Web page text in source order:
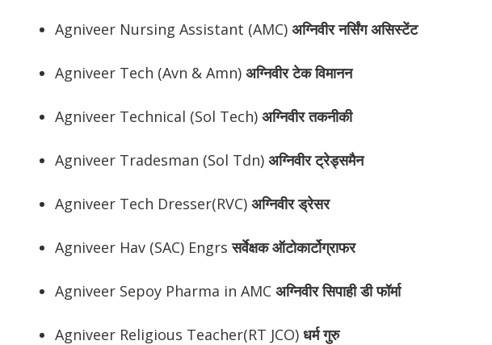
Agniveer Nursing Assistant (AMC) अग्निवीरनर्सिंग असिस्टेंट
Agniveer Tech (Avn & Amn) अग्निवीरटेक विमानन
Agniveer Technical (Sol Tech) अग्निवीरतकनीकी
Agniveer Tradesman (Sol Tdn) अग्निवीरट्रेड्समैन
Agniveer Tech Dresser(RVC) अग्निवीरड्रेसर
Agniveer Hav (SAC) Engrsसर्वेक्षक ऑटोकार्टोग्राफर
Agniveer Sepoy Pharma in AMC अग्निवीरसिपाही डी फॉर्मा
Agniveer Religious Teacher(RT JCO) धर्म गुरु